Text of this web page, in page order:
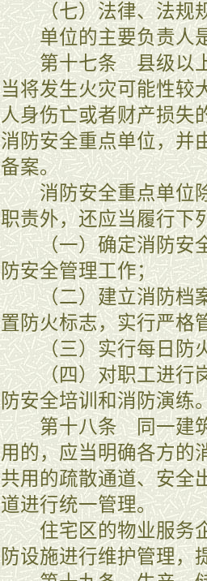
（七）法律、法规规
单位的主要负责人是
第十七条 县级以上
当将发生火灾可能性较
人身伤亡或者财产损失
消防安全重点单位，并
备案。
消防安全重点单位除
职责外，还应当履行下
（一）确定消防安全
防安全管理工作；
（二）建立消防档案
置防火标志，实行严格
（三）实行每日防火
（四）对职工进行岗
防安全培训和消防演练
第十八条 同一建筑
用的，应当明确各方的
共用的疏散通道、安全
道进行统一管理。
住宅区的物业服务企
防设施进行维护管理，